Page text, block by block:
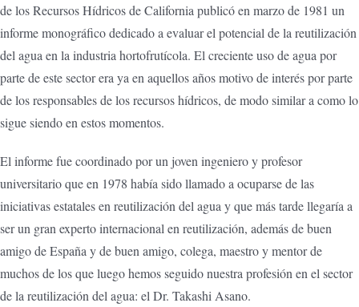
de los Recursos Hídricos de California publicó en marzo de 1981 un
informe monográfico dedicado a evaluar el potencial de la reutilización
del agua en la industria hortofrutícola. El creciente uso de agua por
parte de este sector era ya en aquellos años motivo de interés por parte
de los responsables de los recursos hídricos, de modo similar a como lo
sigue siendo en estos momentos.
El informe fue coordinado por un joven ingeniero y profesor
universitario que en 1978 había sido llamado a ocuparse de las
iniciativas estatales en reutilización del agua y que más tarde llegaría a
ser un gran experto internacional en reutilización, además de buen
amigo de España y de buen amigo, colega, maestro y mentor de
muchos de los que luego hemos seguido nuestra profesión en el sector
de la reutilización del agua: el Dr. Takashi Asano.